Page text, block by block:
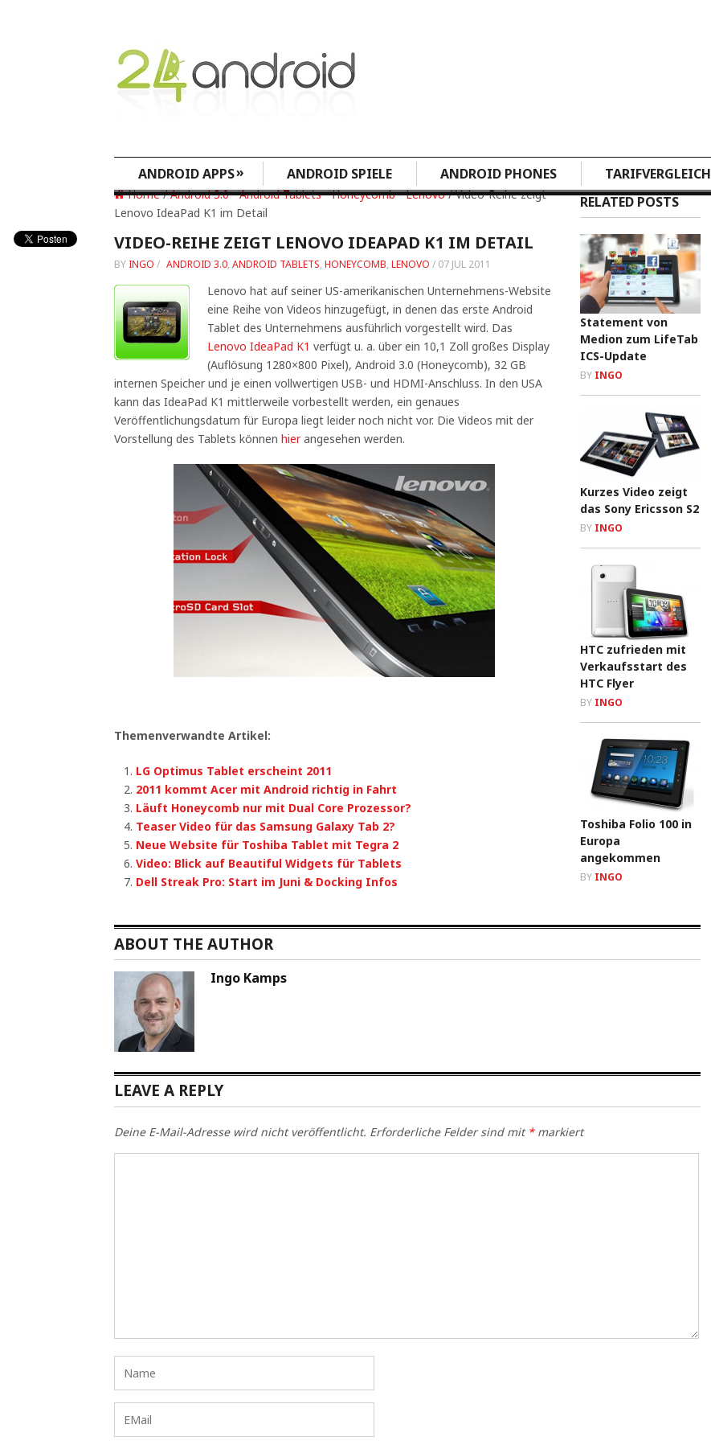
ANDROID APPS» ANDROID SPIELE ANDROID PHONES TARIFVERGLEICH
Home/Android 3.0•Android Tablets•Honeycomb•Lenovo/ Video-Reihe zeigt
Lenovo IdeaPad K1 im Detail
VIDEO-REIHE ZEIGT LENOVO IDEAPAD K1 IM DETAIL
BY INGO / ANDROID 3.0, ANDROID TABLETS, HONEYCOMB, LENOVO / 07 JUL 2011
Lenovo hat auf seiner US-amerikanischen Unternehmens-Website
eine Reihe von Videos hinzugefügt, in denen das erste Android
Tablet des Unternehmens ausführlich vorgestellt wird. Das
Lenovo IdeaPad K1 verfügt u. a. über ein 10,1 Zoll großes Display
(Auflösung 1280×800 Pixel), Android 3.0 (Honeycomb), 32 GB
internen Speicher und je einen vollwertigen USB- und HDMI-Anschluss. In den USA
kann das IdeaPad K1 mittlerweile vorbestellt werden, ein genaues
Veröffentlichungsdatum für Europa liegt leider noch nicht vor. Die Videos mit der
Vorstellung des Tablets können hierangesehen werden.
Themenverwandte Artikel:
LG Optimus Tablet erscheint 2011
2011 kommt Acer mit Android richtig in Fahrt
Läuft Honeycomb nur mit Dual Core Prozessor?
Teaser Video für das Samsung Galaxy Tab 2?
Neue Website für Toshiba Tablet mit Tegra 2
Video: Blick auf Beautiful Widgets für Tablets
Dell Streak Pro: Start im Juni & Docking Infos
RELATED POSTS
Statement von
Medion zum LifeTab
ICS-Update
BY INGO
Kurzes Video zeigt
das Sony Ericsson S2
BY INGO
HTC zufrieden mit
Verkaufsstart des
HTC Flyer
BY INGO
Toshiba Folio 100 in
Europa
angekommen
BY INGO
ABOUT THE AUTHOR
Ingo Kamps
LEAVE A REPLY
Deine E-Mail-Adresse wird nicht veröffentlicht. Erforderliche Felder sind mit *markiert